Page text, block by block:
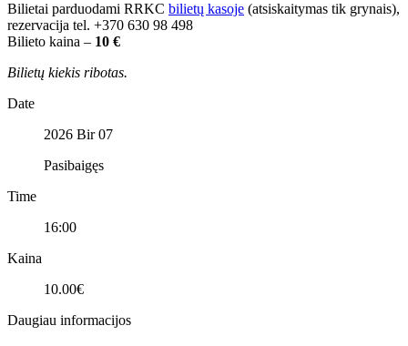
Bilietai parduodami RRKC bilietų kasoje (atsiskaitymas tik grynais),
rezervacija tel. +370 630 98 498
Bilieto kaina – 10 €
Bilietų kiekis ribotas.
Date
2026 Bir 07
Pasibaigęs
Time
16:00
Kaina
10.00€
Daugiau informacijos